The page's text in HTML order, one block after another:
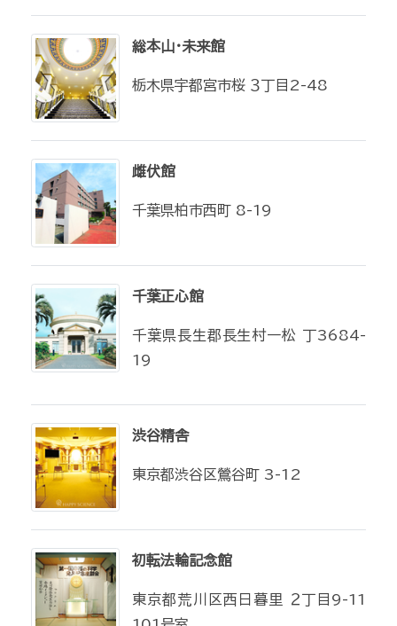
総本山・未来館
栃木県宇都宮市桜 ３丁目2-48
雌伏館
千葉県柏市西町 8-19
千葉正心館
千葉県長生郡長生村一松 丁3684-
19
渋谷精舎
東京都渋谷区鶯谷町 3-12
初転法輪記念館
東京都荒川区西日暮里 ２丁目9-11